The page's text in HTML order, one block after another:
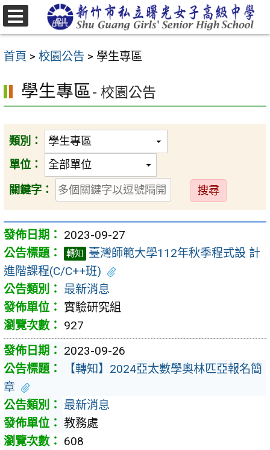
跳
至
要
容
首頁 > 校園公告 > 學生專區
學生專區- 校園公告
類別：
單位：
關鍵字：
送
出
2023-09-27
轉知
臺灣師範大學112年秋季程式設 計
進階課程(C/C++班)
最新消息
實驗研究組
927
2023-09-26
【轉知】2024亞太數學奧林匹亞報名簡
章
最新消息
教務處
608
選
單